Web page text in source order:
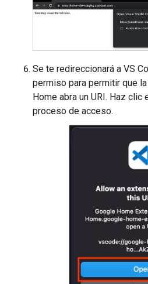
Se te redireccionará a VS
permiso para permitir que
Home abra un URI. Haz clic
proceso de acceso.